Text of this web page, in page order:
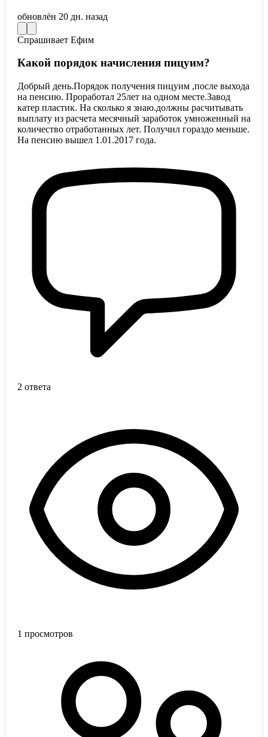
обновлён 20 дн. назад
Спрашивает Ефим
Какой порядок начисления пицуим?
Добрый день.Порядок получения пицуим ,после выхода
на пенсию. Проработал 25лет на одном месте.Завод
катер пластик. На сколько я знаю.должны расчитывать
выплату из расчета месячный заработок умноженный на
количество отработанных лет. Получил гораздо меньше.
На пенсию вышел 1.01.2017 года.
2 ответа
1 просмотров